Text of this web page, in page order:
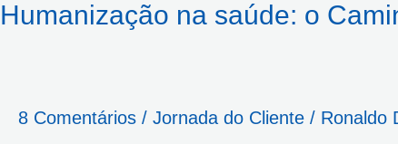
Humanização na saúde: o
8 Comentários / Jornada do Cliente / Ronaldo